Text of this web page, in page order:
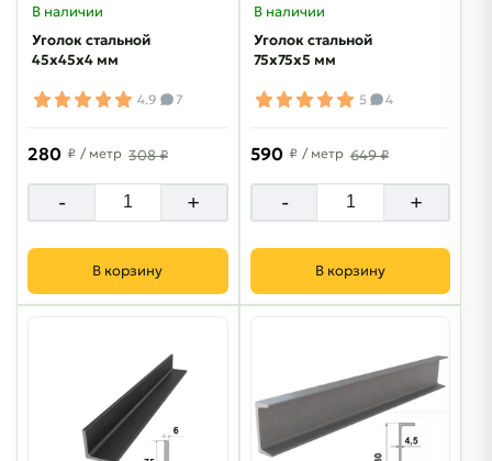
В наличии
Уголок стальной
45х45х4 мм
4.9 7
280 ₽ / метр 308 ₽
- +
В корзину
В наличии
Уголок стальной
75х75х5 мм
5 4
590 ₽ / метр 649 ₽
- +
В корзину